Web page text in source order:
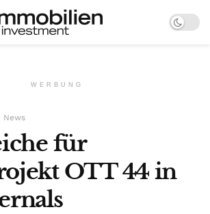
WERBUNG
News
für
OTT 44 in